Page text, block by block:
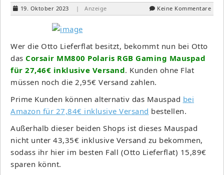
19. Oktober 2023 | Anzeige Keine Kommentare
Wer die Otto Lieferflat besitzt, bekommt nun bei Otto
das Corsair MM800 Polaris RGB Gaming Mauspad
für 27,46€ inklusive Versand. Kunden ohne Flat
müssen noch die 2,95€ Versand zahlen.
Prime Kunden können alternativ das Mauspad bei
Amazon für 27,84€ inklusive Versand bestellen.
Außerhalb dieser beiden Shops ist dieses Mauspad
nicht unter 43,35€ inklusive Versand zu bekommen,
sodass ihr hier im besten Fall (Otto Lieferflat) 15,89€
sparen könnt.